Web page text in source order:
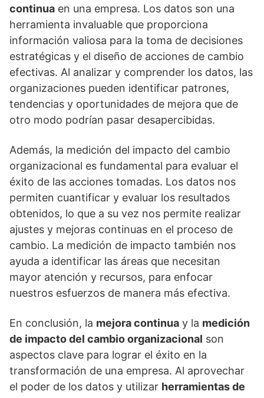
continua en una empresa. Los datos son una
herramienta invaluable que proporciona
información valiosa para la toma de decisiones
estratégicas y el diseño de acciones de cambio
efectivas. Al analizar y comprender los datos, las
organizaciones pueden identificar patrones,
tendencias y oportunidades de mejora que de
otro modo podrían pasar desapercibidas.
Además, la medición del impacto del cambio
organizacional es fundamental para evaluar el
éxito de las acciones tomadas. Los datos nos
permiten cuantificar y evaluar los resultados
obtenidos, lo que a su vez nos permite realizar
ajustes y mejoras continuas en el proceso de
cambio. La medición de impacto también nos
ayuda a identificar las áreas que necesitan
mayor atención y recursos, para enfocar
nuestros esfuerzos de manera más efectiva.
En conclusión, la mejora continua y la medición
de impacto del cambio organizacional son
aspectos clave para lograr el éxito en la
transformación de una empresa. Al aprovechar
el poder de los datos y utilizar herramientas de